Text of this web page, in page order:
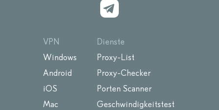
VPN
Windows
Android
iOS
Mac
Dienste
Proxy-List
Proxy-Checker
Porten Scanner
Geschwindigkeitstest